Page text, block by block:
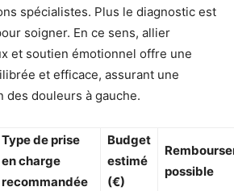
spécialistes. Plus le diagnostic est
soigner. En ce sens, allier
et soutien émotionnel offre une
et efficace, assurant une
des douleurs à gauche.
Type de prise
en charge
recommandée
Budget
estimé
(€)
possible